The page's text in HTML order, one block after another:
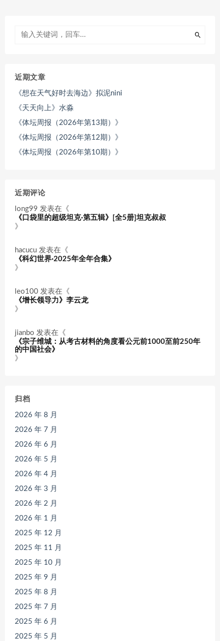
近期文章
《想在天气好时去海边》拟泥nini
《天天向上》水淼
《体坛周报（2026年第13期）》
《体坛周报（2026年第12期）》
《体坛周报（2026年第10期）》
近期评论
long99 发表在《
《口袋里的超级坦克·第五辑》[全5册]坦克叔叔
》
hacucu 发表在《
《科幻世界·2025年全年合集》
》
leo100 发表在《
《增长领导力》李云龙
》
jianbo 发表在《
《宗子维城：从考古材料的角度看公元前1000至前250年
的中国社会》
》
归档
2026 年 8 月
2026 年 7 月
2026 年 6 月
2026 年 5 月
2026 年 4 月
2026 年 3 月
2026 年 2 月
2026 年 1 月
2025 年 12 月
2025 年 11 月
2025 年 10 月
2025 年 9 月
2025 年 8 月
2025 年 7 月
2025 年 6 月
2025 年 5 月